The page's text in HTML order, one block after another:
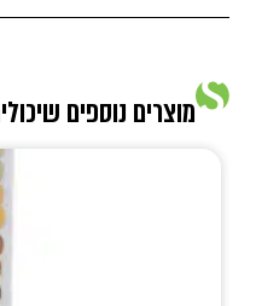
מוצרים נוספים